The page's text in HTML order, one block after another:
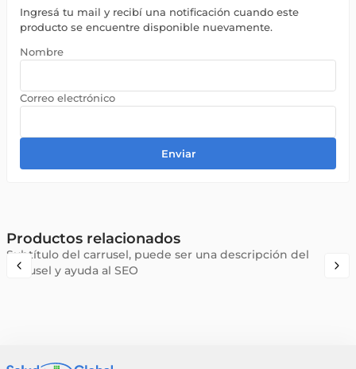
Ingresá tu mail y recibí una notificación cuando este
producto se encuentre disponible nuevamente.
Enviar
Productos relacionados
Subtítulo del carrusel, puede ser una descripción del
carrusel y ayuda al SEO